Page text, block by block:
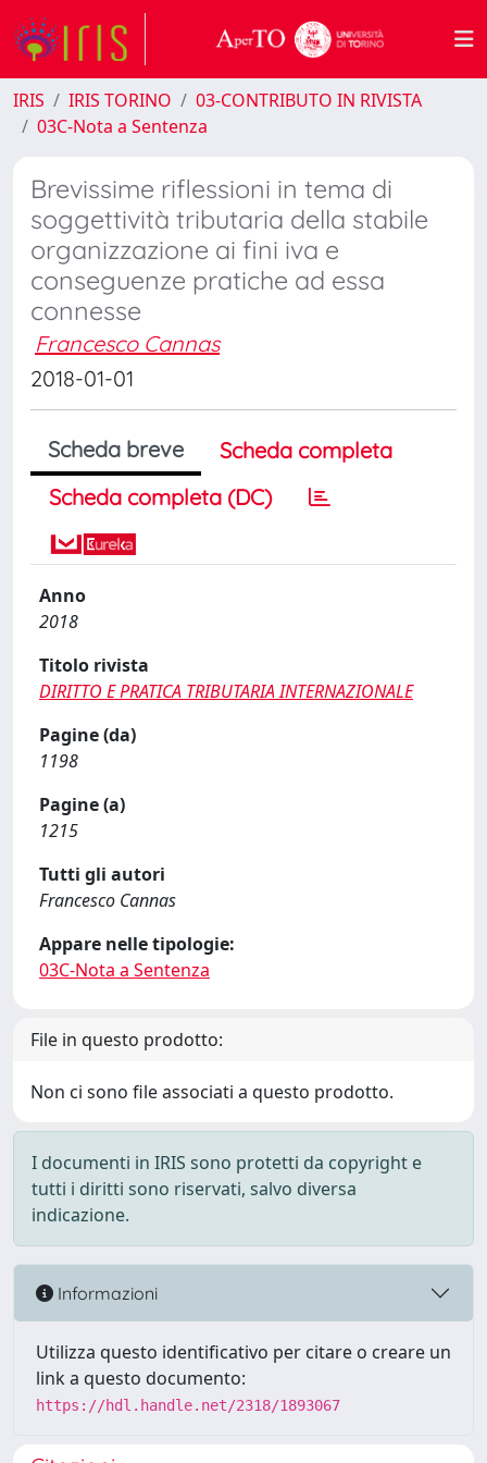
IRIS IRIS TORINO
03-CONTRIBUTO IN RIVISTA
03C-Nota a Sentenza
Brevissime riflessioni in tema di
soggettività tributaria della stabile
organizzazione ai fini iva e
conseguenze pratiche ad essa
connesse
Francesco Cannas
2018-01-01
Scheda breve
Scheda completa
Scheda completa (DC)
Anno
2018
Titolo rivista
DIRITTO E PRATICA TRIBUTARIA INTERNAZIONALE
Pagine (da)
1198
Pagine (a)
1215
Tutti gli autori
Francesco Cannas
Appare nelle tipologie:
03C-Nota a Sentenza
File in questo prodotto:
Non ci sono file associati a questo prodotto.
I documenti in IRIS sono protetti da copyright e
tutti i diritti sono riservati, salvo diversa
indicazione.
Informazioni
Utilizza questo identificativo per citare o creare un
link a questo documento:
https://hdl.handle.net/2318/1893067